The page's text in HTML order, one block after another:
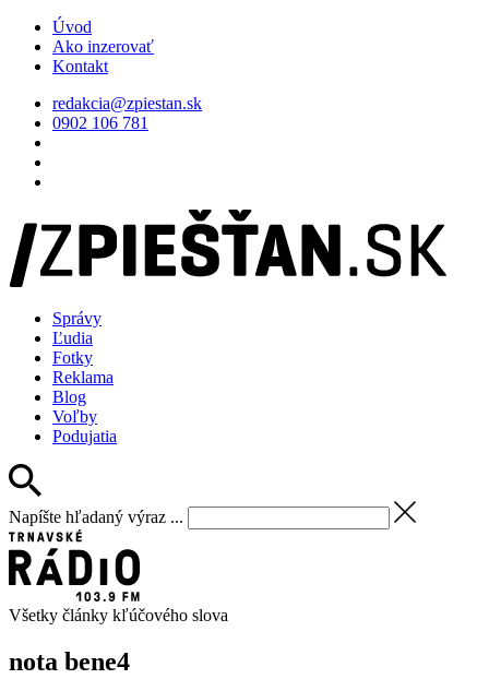
Úvod
Ako inzerovať
Kontakt
redakcia@zpiestan.sk
0902 106 781
Správy
Ľudia
Fotky
Reklama
Blog
Voľby
Podujatia
Napíšte hľadaný výraz ...
Všetky články kľúčového slova
nota bene4